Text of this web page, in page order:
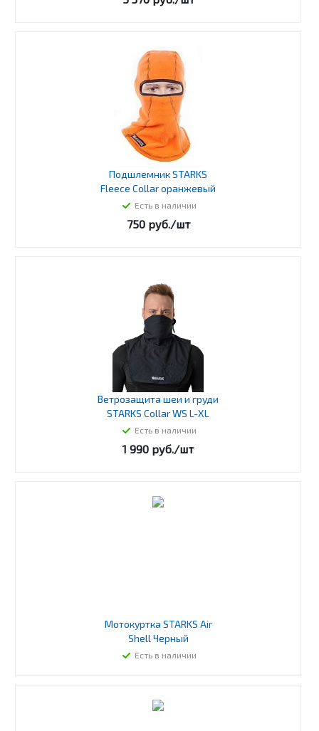
Подшлемник STARKS
Fleece Collar оранжевый
Есть в наличии
750руб./шт
Ветрозащита шеи и груди
STARKS Collar WS L-XL
Есть в наличии
1 990 руб./шт
Мотокуртка STARKS Air
Shell Черный
Есть в наличии